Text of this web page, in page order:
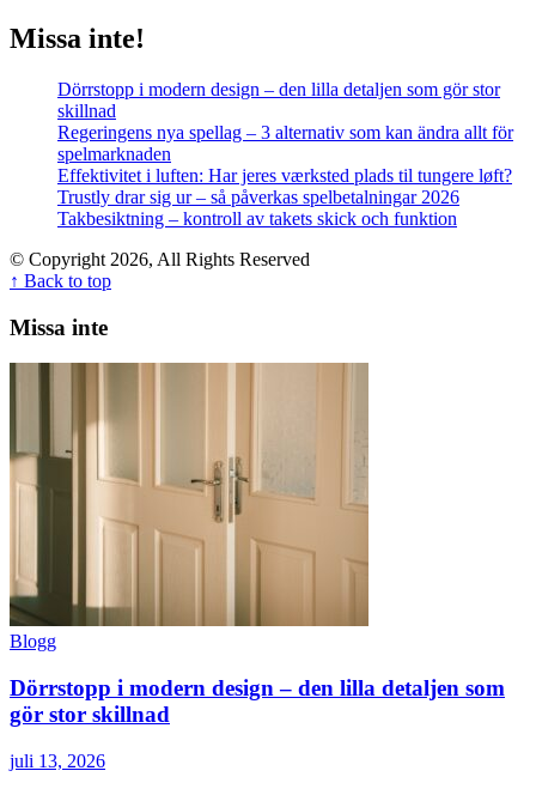
Missa inte!
Dörrstopp i modern design – den lilla detaljen som gör stor
skillnad
Regeringens nya spellag – 3 alternativ som kan ändra allt för
spelmarknaden
Effektivitet i luften: Har jeres værksted plads til tungere løft?
Trustly drar sig ur – så påverkas spelbetalningar 2026
Takbesiktning – kontroll av takets skick och funktion
© Copyright 2026, All Rights Reserved
↑ Back to top
Missa inte
Blogg
Dörrstopp i modern design – den lilla detaljen som
gör stor skillnad
juli 13, 2026